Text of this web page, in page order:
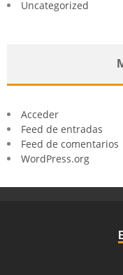
Uncategorized
Acceder
Feed de entradas
Feed de comentarios
WordPress.org